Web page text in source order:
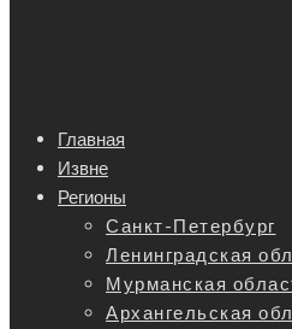
Главная
Извне
Регионы
Санкт-Петербург
Ленинградская
Мурманская
Архангельская